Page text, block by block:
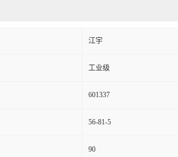
江宇
工业级
601337
56-81-5
90